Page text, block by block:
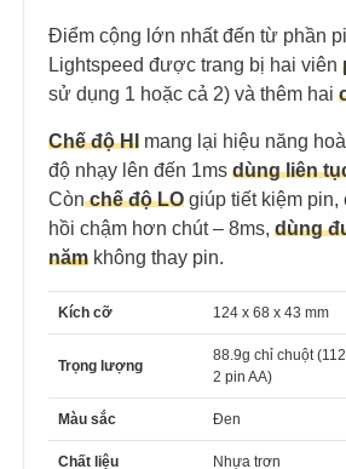
Điểm cộng lớn nhất đến từ phần
Lightspeed được trang bị hai viên
sử dụng 1 hoặc cả 2) và thêm hai
Chế độ HI mang lại hiệu năng
độ nhạy lên đến 1ms dùng liên
Cònchế độ LO giúp tiết kiệm pin,
hồi chậm hơn chút – 8ms, dùng
năm không thay pin.
Kích cỡ 124 x 68 x 43 mm
Trọng lượng
88.9g chỉ chuột
2 pin AA)
Màu sắc Đen
Chất liệu Nhựa trơn